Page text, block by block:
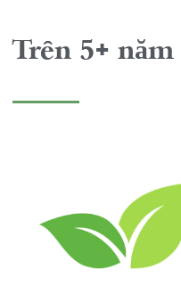
Trên 5+